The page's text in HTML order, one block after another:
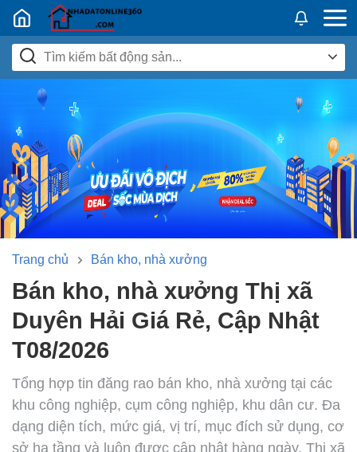
Nhadatban24h.vn
Trang chủ Bán kho, nhà xưởng
Bán kho, nhà xưởng Thị xã
Duyên Hải Giá Rẻ, Cập Nhật
T08/2026
Tổng hợp tin đăng rao bán kho, nhà xưởng tại các
khu công nghiệp, cụm công nghiệp, khu dân cư. Đa
dạng diện tích, mức giá, vị trí, mục đích sử dụng, cơ
sở hạ tầng và luôn được cập nhật hàng ngày. Thị xã